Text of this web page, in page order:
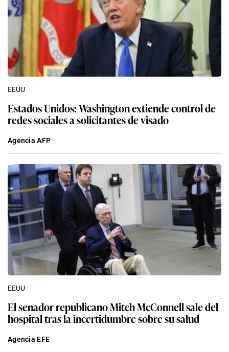
EEUU
Estados Unidos: Washington extiende control de
redes sociales a solicitantes de visado
Agencia AFP
EEUU
El senador republicano Mitch McConnell sale del
hospital tras la incertidumbre sobre su salud
Agencia EFE